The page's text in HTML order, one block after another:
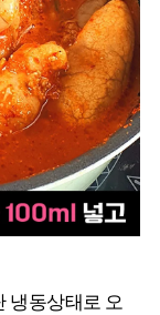
냉동상태로 오